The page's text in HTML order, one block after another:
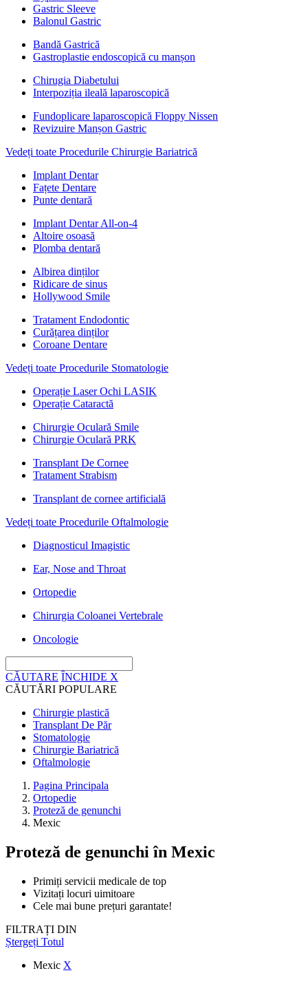
Gastric Sleeve
Balonul Gastric
Bandă Gastrică
Gastroplastie endoscopică cu manșon
Chirugia Diabetului
Interpoziția ileală laparoscopică
Fundoplicare laparoscopică Floppy Nissen
Revizuire Manșon Gastric
Vedeți toate Procedurile Chirurgie Bariatrică
Implant Dentar
Fațete Dentare
Punte dentară
Implant Dentar All-on-4
Altoire osoasă
Plomba dentară
Albirea dinților
Ridicare de sinus
Hollywood Smile
Tratament Endodontic
Curățarea dinților
Coroane Dentare
Vedeți toate Procedurile Stomatologie
Operație Laser Ochi LASIK
Operație Cataractă
Chirurgie Oculară Smile
Chirurgie Oculară PRK
Transplant De Cornee
Tratament Strabism
Transplant de cornee artificială
Vedeți toate Procedurile Oftalmologie
Diagnosticul Imagistic
Ear, Nose and Throat
Ortopedie
Chirurgia Coloanei Vertebrale
Oncologie
CĂUTARE ÎNCHIDE X
CĂUTĂRI POPULARE
Chirurgie plastică
Transplant De Păr
Stomatologie
Chirurgie Bariatrică
Oftalmologie
Pagina Principala
Ortopedie
Proteză de genunchi
Mexic
Proteză de genunchiîn Mexic
Primiți servicii medicale de top
Vizitați locuri uimitoare
Cele mai bune prețuri garantate!
FILTRAȚI DIN
Ștergeți Totul
Mexic X